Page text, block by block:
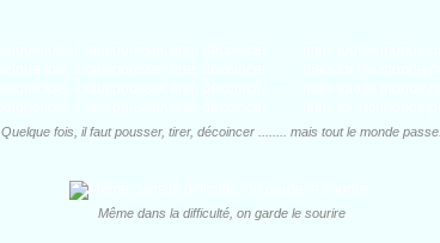
Quelque fois, il faut pousser, tirer, décoincer ........ mais tout le monde passe.
Même dans la difficulté, on garde le sourire